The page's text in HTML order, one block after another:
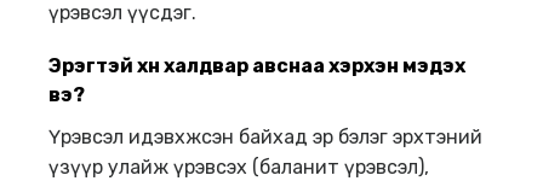
үрэвсэл үүсдэг.
Эрэгтэй хүн халдвар авснаа хэрхэн мэдэх
вэ?
Үрэвсэл идэвхжсэн байхад эр бэлэг эрхтэний
үзүүр улайж үрэвсэх (баланит үрэвсэл),